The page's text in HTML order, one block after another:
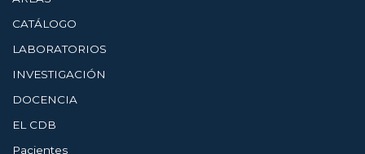
CATÁLOGO
LABORATORIOS
INVESTIGACIÓN
DOCENCIA
EL CDB
Pacientes